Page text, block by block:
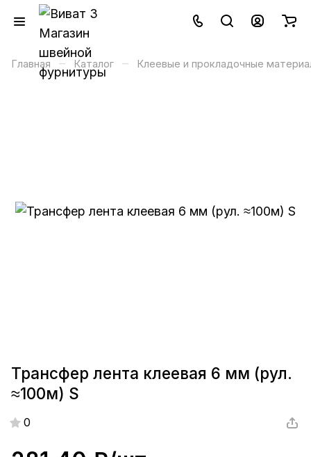
Главная – Каталог – Клеевые и прокладочные
Трансфер лента клеевая 6 мм (рул.
≈100м) S
0